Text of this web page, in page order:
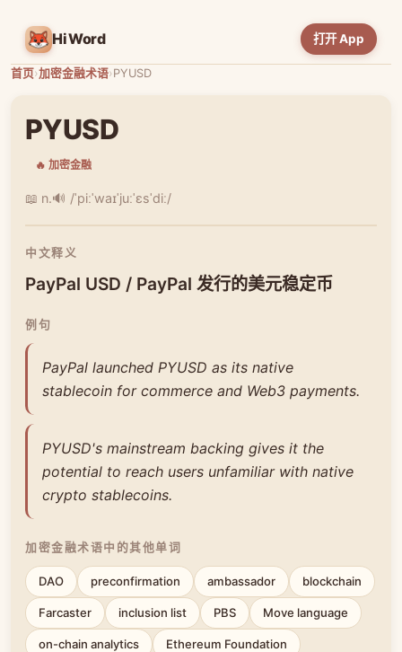
HiWord 打开 App
首页›加密金融术语›PYUSD
PYUSD
🔥 加密金融
📖 n.🔊 /ˈpiːˈwaɪˈjuːˈɛsˈdiː/
中文释义
PayPal USD / PayPal 发行的美元稳定币
例句
PayPal launched PYUSD as its native
stablecoin for commerce and Web3 payments.
PYUSD's mainstream backing gives it the
potential to reach users unfamiliar with native
crypto stablecoins.
加密金融术语中的其他单词
DAO preconfirmation ambassador blockchain
Farcaster inclusion list PBS Move language
on-chain analytics Ethereum Foundation